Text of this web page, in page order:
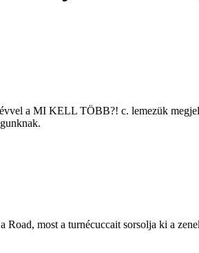
a MI KELL TÖBB?! c. lemezük
Road, most a turnécuccait sorsolja ki a